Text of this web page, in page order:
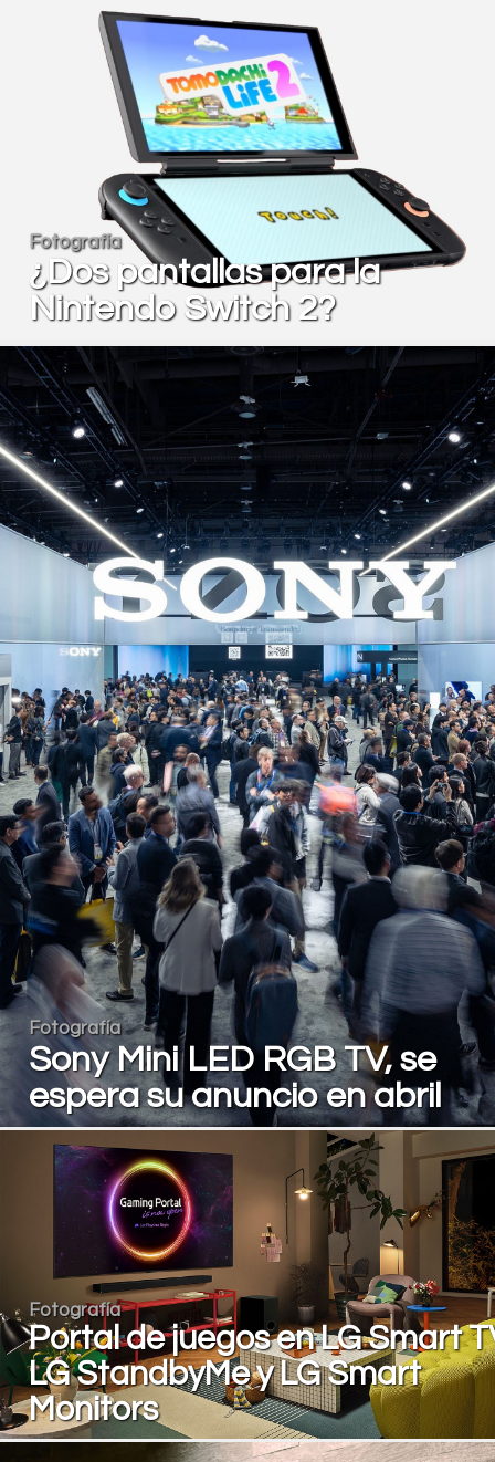
Fotografía
¿Dos pantallas para la
Nintendo Switch 2?
Fotografía
Sony Mini LED RGB TV, se
espera su anuncio en abril
Fotografía
Portal de juegos en LG Smart
LG StandbyMe y LG Smart
Monitors